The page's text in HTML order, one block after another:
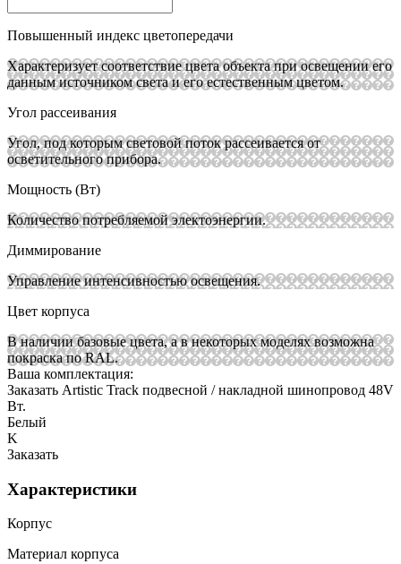
Повышенный индекс цветопередачи
Характеризует соответствие цвета объекта при освещении его
данным источником света и его естественным цветом.
Угол рассеивания
Угол, под которым световой поток рассеивается от
осветительного прибора.
Мощность (Вт)
Количество потребляемой электоэнергии.
Диммирование
Управление интенсивностью освещения.
Цвет корпуса
В наличии базовые цвета, а в некоторых моделях возможна
покраска по RAL.
Ваша комплектация:
Заказать Artistic Track подвесной / накладной шинопровод 48V
Вт.
Белый
K
Заказать
Характеристики
Корпус
Материал корпуса